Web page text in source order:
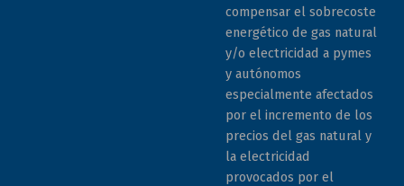
compensar el sobrecoste
energético de gas natural
y/o electricidad a pymes
y autónomos
especialmente afectados
por el incremento de los
precios del gas natural y
la electricidad
provocados por el